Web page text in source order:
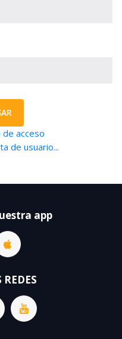
de acceso
de usuario...
app
REDES